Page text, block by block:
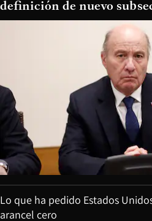
definición de nuevo
Lo que ha pedido Estados
arancel cero